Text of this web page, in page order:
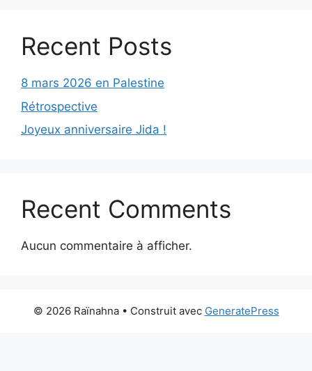
Recent Posts
8 mars 2026 en Palestine
Rétrospective
Joyeux anniversaire Jida !
Recent Comments
Aucun commentaire à afficher.
© 2026 Raïnahna• Construit avec GeneratePress